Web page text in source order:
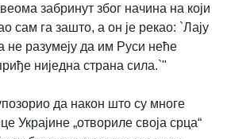
забринут због начина на који
сам га зашто, а он је рекао: `Лају
не разумеју да им Руси неће
ниједна страна сила.`"
да након што су многе
Украјине „отвориле своја срца“